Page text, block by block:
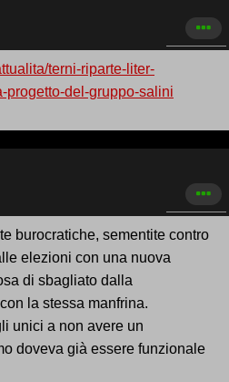
terni-riparte-liter-
progetto-del-gruppo-salini
burocratiche, sementite contro
elezioni con una nuova
di sbagliato dalla
la stessa manfrina.
unici a non avere un
doveva già essere funzionale